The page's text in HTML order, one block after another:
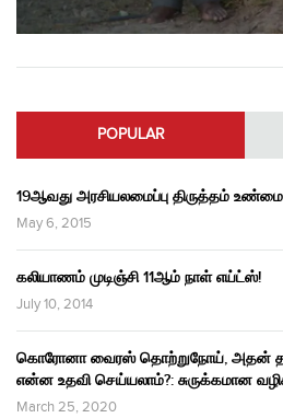
POPULAR
19ஆவது அரசியலமைப்பு திருத்தம்
May 6, 2015
கலியாணம் முடிஞ்சி 11ஆம் நாள் எய்ட்ஸ்!
July 10, 2014
கொரோனா வைரஸ் தொற்றுநோய், அதன்
என்ன உதவி செய்யலாம்?: சுருக்கமான
March 25, 2020